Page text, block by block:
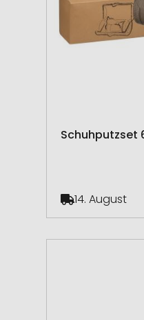
Schuhputzset
14. August